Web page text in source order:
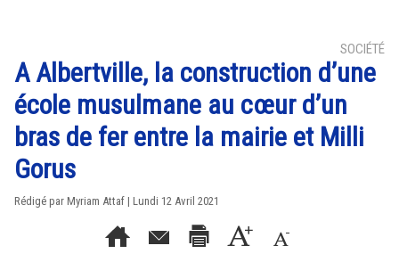
SOCIÉTÉ
A Albertville, la construction d’une
école musulmane au cœur d’un
bras de fer entre la mairie et Milli
Gorus
Rédigé par Myriam Attaf | Lundi 12 Avril 2021